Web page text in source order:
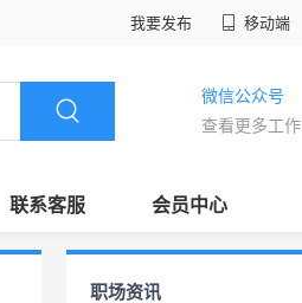
我要发布 移动端
微信公众号
查看更多工作
联系客服 会员中心
职场资讯